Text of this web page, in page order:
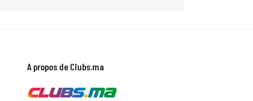
A propos de Clubs.ma